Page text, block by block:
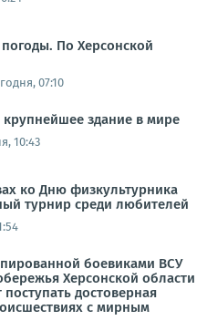
погоды. По Херсонской
07:10
здание в мире
10:43
ко Дню физкультурника
турнир среди любителей
боевиками ВСУ
Херсонской области
достоверная
с мирным